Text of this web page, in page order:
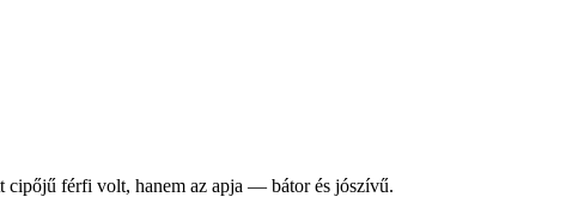
cipőjű férfi volt, hanem az apja — bátor és jószívű.